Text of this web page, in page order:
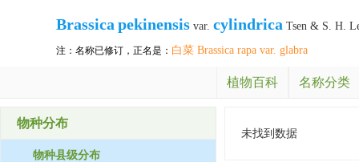
Brassica pekinensis var. cylindrica Tsen & S. H.
注：名称已修订，正名是： 白菜 Brassica rapa var. glabra
植物百科 名称分类
物种分布
物种县级分布
未找到数据